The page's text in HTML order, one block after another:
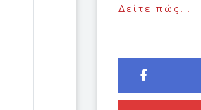
Δείτε πώς...